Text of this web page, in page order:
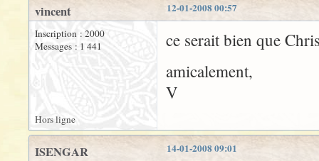
12-01-2008 00:57
vincent
Inscription : 2000
Messages : 1 441
ce serait bien que
amicalement,
V
Hors ligne
14-01-2008 09:01
ISENGAR